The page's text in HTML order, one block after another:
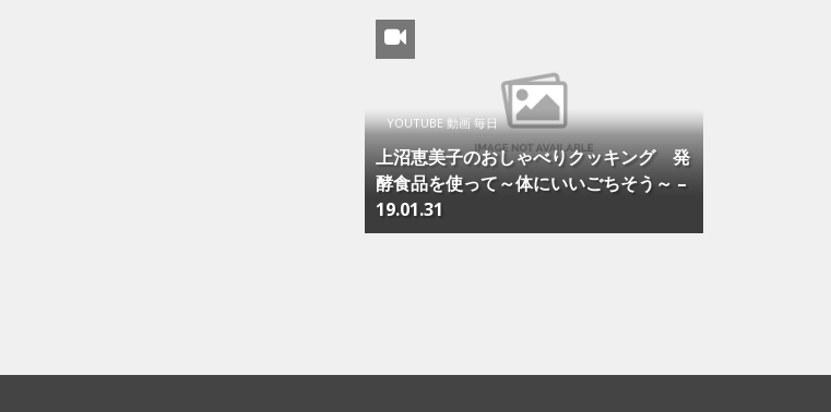
YOUTUBE 動画 毎日
上沼恵美子のおしゃべりクッキング 発
酵食品を使って～体にいいごちそう～ –
19.01.31